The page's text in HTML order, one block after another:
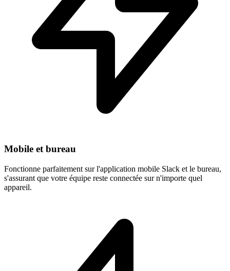
Mobile et bureau
Fonctionne parfaitement sur l'application mobile Slack et le bureau,
s'assurant que votre équipe reste connectée sur n'importe quel
appareil.